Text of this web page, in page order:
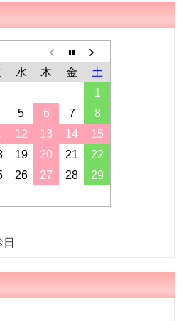
水 木 金
土
1
5 6 7
8
12 13 14
15
19 20 21
22
26 27 28
29